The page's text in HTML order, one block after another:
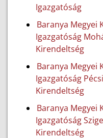
Igazgatóság
Baranya Megyei
Igazgatóság
Kirendeltség
Baranya Megyei
Igazgatóság
Kirendeltség
Baranya Megyei
Igazgatóság
Kirendeltség